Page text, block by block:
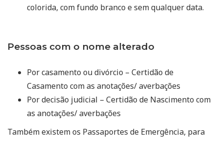
colorida, com fundo branco e sem qualquer data.
Pessoas com o nome alterado
Por casamento ou divórcio – Certidão de
Casamento com as anotações/ averbações
Por decisão judicial – Certidão de Nascimento com
as anotações/ averbações
Também existem os Passaportes de Emergência, para